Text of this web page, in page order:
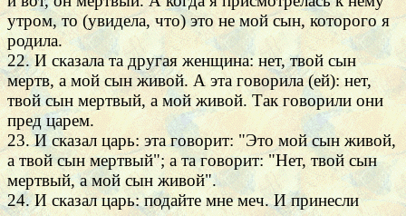
утром, то (увидела, что) это не мой сын, которого я
родила.
22. И сказала та другая женщина: нет, твой сын
мертв, а мой сын живой. А эта говорила (ей): нет,
твой сын мертвый, а мой живой. Так говорили они
пред царем.
23. И сказал царь: эта говорит: "Это мой сын живой,
а твой сын мертвый"; а та говорит: "Нет, твой сын
мертвый, а мой сын живой".
24. И сказал царь: подайте мне меч. И принесли